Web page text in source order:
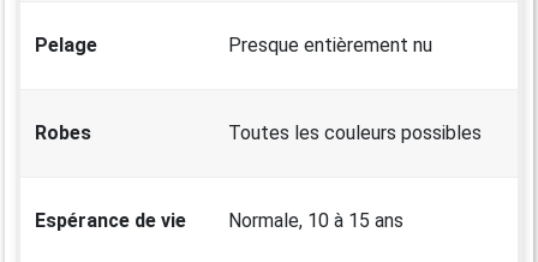
Pelage Presque entièrement nu
Robes Toutes les couleurs possibles
Espérance de vie Normale, 10 à 15 ans